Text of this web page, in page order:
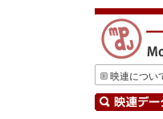
映連につい